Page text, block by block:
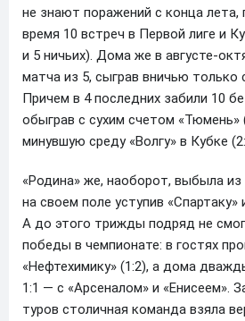
не знают поражений с конца лета,
время 10 встреч в Первой лиге и
и 5 ничьих). Дома же в августе-
матча из 5, сыграв вничью только
Причем в 4 последних забили 10
обыграв с сухим счетом «Тюмень»
минувшую среду «Волгу» в Кубке
«Родина» же, наоборот, выбыла
на своем поле уступив
А до этого трижды подряд не
победы в чемпионате: в гостях
«Нефтехимику» (1:2), а дома
1:1 — с «Арсеналом» и «Енисеем».
туров столичная команда взяла